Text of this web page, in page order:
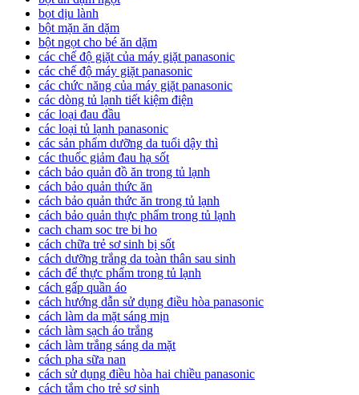
bọt dịu lành
bột mặn ăn dặm
bột ngọt cho bé ăn dặm
các chế độ giặt của máy giặt panasonic
các chế độ máy giặt panasonic
các chức năng của máy giặt panasonic
các dòng tủ lạnh tiết kiệm điện
các loại đau đầu
các loại tủ lạnh panasonic
các sản phẩm dưỡng da tuổi dậy thì
các thuốc giảm đau hạ sốt
cách bảo quản đồ ăn trong tủ lạnh
cách bảo quản thức ăn
cách bảo quản thức ăn trong tủ lạnh
cách bảo quản thực phẩm trong tủ lạnh
cach cham soc tre bi ho
cách chữa trẻ sơ sinh bị sốt
cách dưỡng trắng da toàn thân sau sinh
cách để thực phẩm trong tủ lạnh
cách gấp quần áo
cách hướng dẫn sử dụng điều hòa panasonic
cách làm da mặt sáng mịn
cách làm sạch áo trắng
cách làm trắng sáng da mặt
cách pha sữa nan
cách sử dụng điều hòa hai chiều panasonic
cách tắm cho trẻ sơ sinh